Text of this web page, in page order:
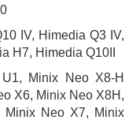
IV, Himedia Q3 IV,
H7, Himedia Q10II
Minix Neo X8-H
X6, Minix Neo X8H,
Minix Neo X7, Minix